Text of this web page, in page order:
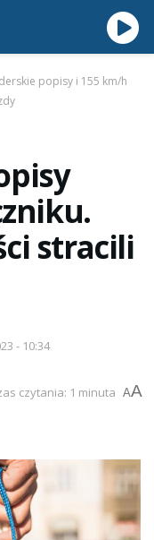
popisy i 155 km/h
stracili
- 10:34
czytania: 1 minuta AA